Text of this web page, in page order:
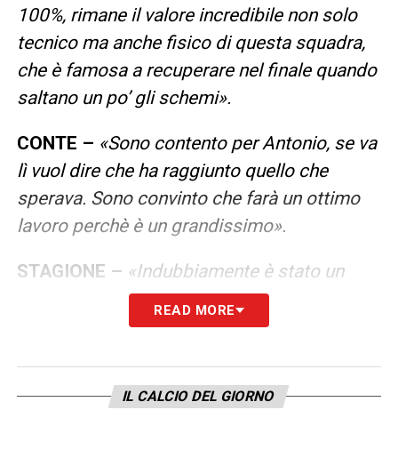
100%, rimane il valore incredibile non solo
tecnico ma anche fisico di questa squadra,
che è famosa a recuperare nel finale quando
saltano un po’ gli schemi».
CONTE – «Sono contento per Antonio, se va
lì vuol dire che ha raggiunto quello che
sperava. Sono convinto che farà un ottimo
lavoro perchè è un grandissimo».
STAGIONE – «Indubbiamente è stato un
problema la moria degli infortuni,
soprattutto quando capitano in un reparto.
ottime come contro Inter, Lazio e United.
Siamo lì in zona Champions, a pari punti con
READ MORE
IL CALCIO DEL GIORNO